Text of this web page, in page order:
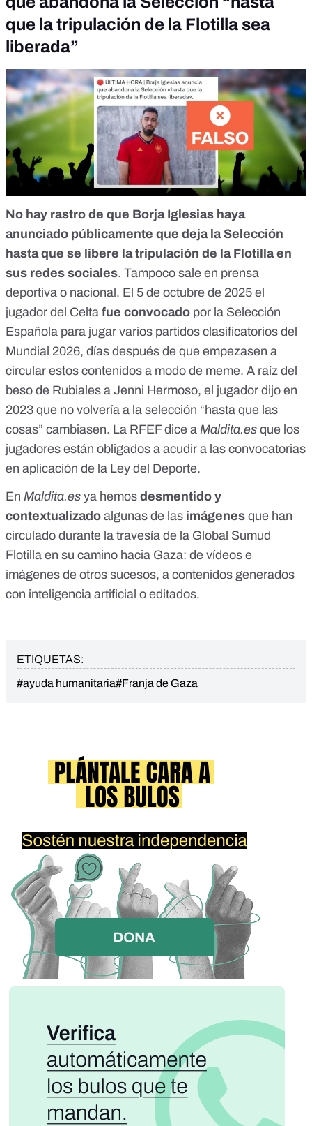
que la tripulación de la Flotilla sea
liberada”
No hay rastro de que Borja Iglesias haya
anunciado públicamente que deja la Selección
hasta que se libere la tripulación de la Flotilla en
sus redes sociales. Tampoco sale en prensa
deportiva o nacional. El 5 de octubre de 2025 el
jugador del Celta fue convocado por la Selección
Española para jugar varios partidos clasificatorios del
Mundial 2026, días después de que empezasen a
circular estos contenidos a modo de meme. A raíz del
beso de Rubiales a Jenni Hermoso, el jugador dijo en
2023 que no volvería a la selección “hasta que las
cosas” cambiasen. La RFEF dice a Maldita.es que los
jugadores están obligados a acudir a las convocatorias
en aplicación de la Ley del Deporte.
En Maldita.es ya hemos desmentido y
contextualizado algunas de las imágenes que han
circulado durante la travesía de la Global Sumud
Flotilla en su camino hacia Gaza: de vídeos e
imágenes de otros sucesos, a contenidos generados
con inteligencia artificial o editados.
ETIQUETAS:
#ayuda humanitaria#Franja de Gaza